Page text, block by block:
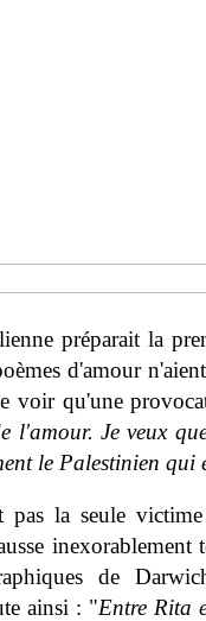
préparait la
d'amour
voir qu'une
l'amour. Je veux
le Palestinien qui
pas la seule victime
de
ainsi : "Entre Rita